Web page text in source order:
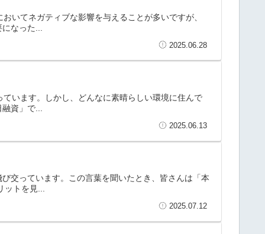
いてネガティブな影響を与えることが多いですが、
なった...
2025.06.28
います。しかし、どんなに素晴らしい環境に住んで
資」で...
2025.06.13
交っています。この言葉を聞いたとき、皆さんは「本
トを見...
2025.07.12